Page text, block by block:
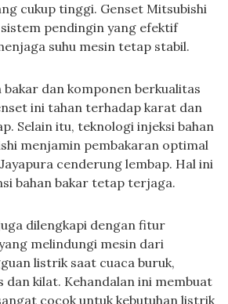
cukup tinggi. Genset Mitsubishi
pendingin yang efektif
suhu mesin tetap stabil.
bakar dan komponen berkualitas
ini tahan terhadap karat dan
Selain itu, teknologi injeksi bahan
menjamin pembakaran optimal
cenderung lembap. Hal ini
bahan bakar tetap terjaga.
dilengkapi dengan fitur
melindungi mesin dari
listrik saat cuaca buruk,
dan kilat. Kehandalan ini membuat
cocok untuk kebutuhan listrik